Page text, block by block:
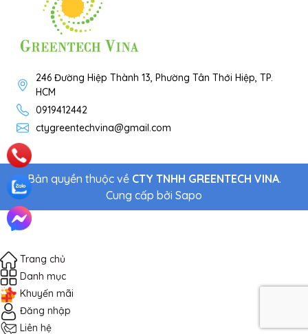
246 Đường Hiệp Thành 13, Phường Tân Thới Hiệp, TP.
HCM
0919412442
ctygreentechvina@gmail.com
Bản quyền thuộc về CTY TNHH GREENTECH VINA.
Cung cấp bởi Sapo
Trang chủ
Danh mục
Khuyến mãi
Đăng nhập
Liên hệ